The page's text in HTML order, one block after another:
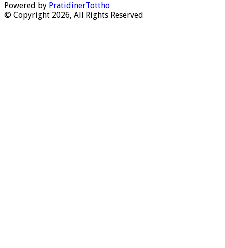
Powered by PratidinerTottho
© Copyright 2026, All Rights Reserved